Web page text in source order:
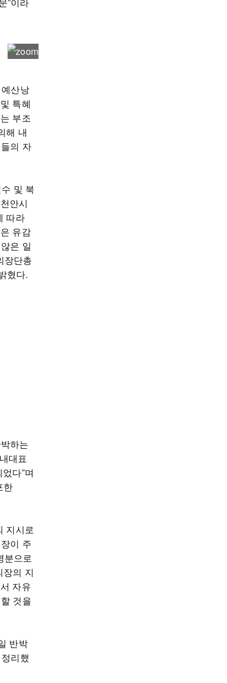
산낭
특혜
부조
해 내
의 자
및 북
안시
따라
유감
은 일
장단총
혔다.
하는
대표
다”며
한
지시로
이 주
분으로
장의 지
자유
것을
반박
리했